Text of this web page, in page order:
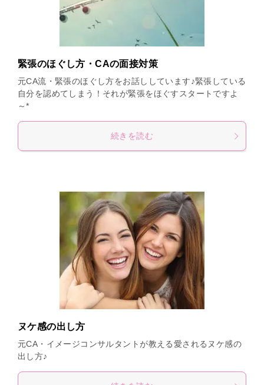
緊張のほぐし方・CAの面接対策
元CA流・緊張のほぐし方をお話ししています♪緊張している
自分を認めてしまう！それが緊張をほぐすスタートですよ
～*
続きを読む
ヌケ感の出し方
元CA・イメージコンサルタントが教える愛されるヌケ感の
出し方♪